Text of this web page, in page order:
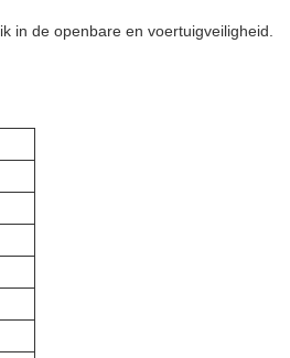
in de openbare en voertuigveiligheid.